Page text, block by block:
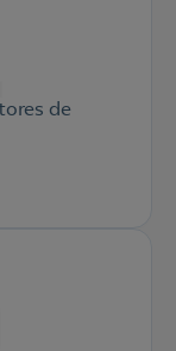
de